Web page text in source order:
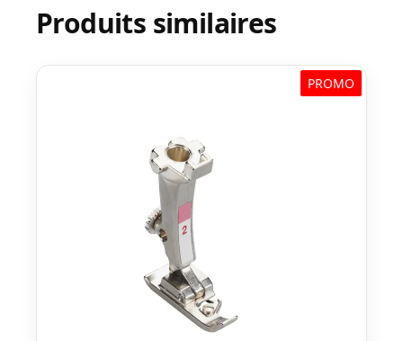
Produits similaires
PROMO